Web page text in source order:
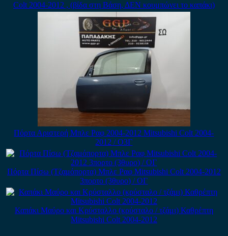
Colt 2004-2012 , (βίδα στη Βάση, ΔΕΝ κουμπώνει το καπάκι)
Πόρτα Αριστερή Μπλε Ραφ 2004-2012 Mitsubishi Colt 2004-
2012 / Ο3Γ
Πόρτα Πίσω (Τζαμόπορτα) Μπλε Ραφ Mitsubishi Colt 2004-2012
3πορτο (3θυρο) / ΟΓ
Καπάκι Μαύρο και Κρύσταλλο (κρύσταλο / τζάμι) Καθρέπτη
Mitsubishi Colt 2004-2012